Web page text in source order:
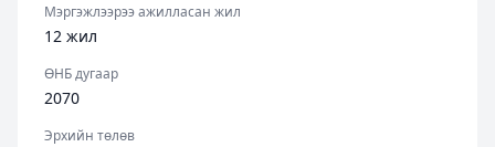
Мэргэжлээрээ ажилласан жил
12 жил
ӨНБ дугаар
2070
Эрхийн төлөв